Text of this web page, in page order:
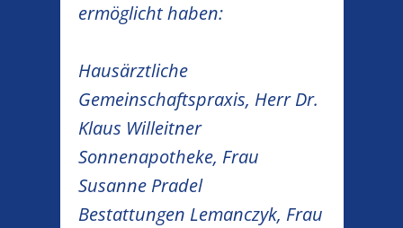
ermöglicht haben:
Hausärztliche
Gemeinschaftspraxis, Herr Dr.
Klaus Willeitner
Sonnenapotheke, Frau
Susanne Pradel
Bestattungen Lemanczyk, Frau